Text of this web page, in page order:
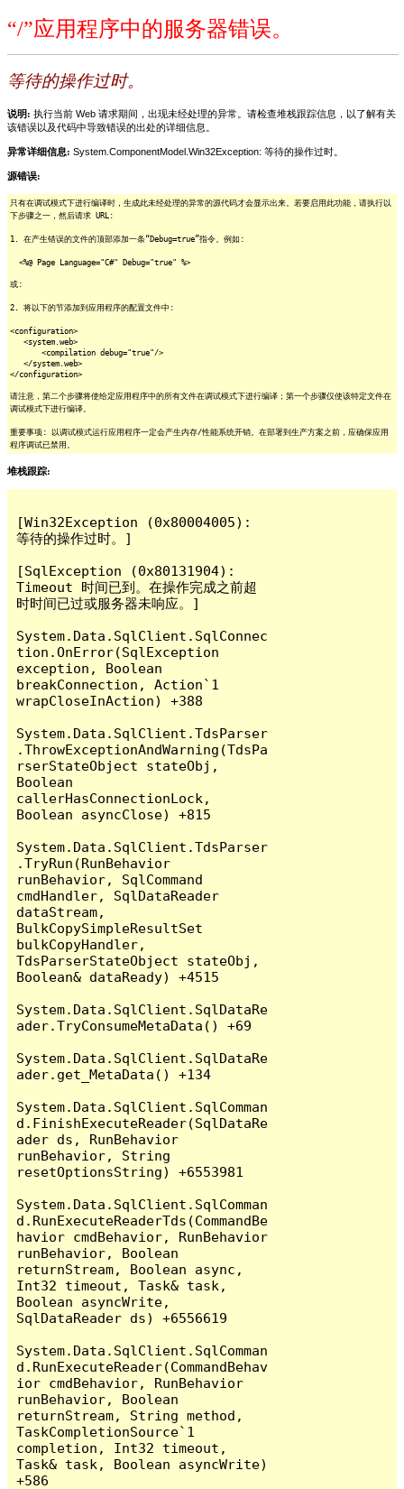
“/”应用程序中的服务器错误。
等待的操作过时。
说明: 执行当前 Web 请求期间，出现未经处理的异常。请检查堆栈跟踪信息，以了解有关
该错误以及代码中导致错误的出处的详细信息。
异常详细信息: System.ComponentModel.Win32Exception: 等待的操作过时。
源错误:
只有在调试模式下进行编译时，生成此未经处理的异常的源代码才会显示出来。若要启用此功能，请执行以
下步骤之一，然后请求 URL:
1. 在产生错误的文件的顶部添加一条“Debug=true”指令。例如:
<%@ Page Language="C#" Debug="true" %>
或:
2. 将以下的节添加到应用程序的配置文件中:
<configuration>
<system.web>
<compilation debug="true"/>
</system.web>
</configuration>
请注意，第二个步骤将使给定应用程序中的所有文件在调试模式下进行编译；第一个步骤仅使该特定文件在
调试模式下进行编译。
重要事项: 以调试模式运行应用程序一定会产生内存/性能系统开销。在部署到生产方案之前，应确保应用
程序调试已禁用。
堆栈跟踪:
[Win32Exception (0x80004005):
等待的操作过时。]
[SqlException (0x80131904):
Timeout 时间已到。在操作完成之前超
时时间已过或服务器未响应。]
System.Data.SqlClient.SqlConnec
tion.OnError(SqlException
exception, Boolean
breakConnection, Action`1
wrapCloseInAction) +388
System.Data.SqlClient.TdsParser
.ThrowExceptionAndWarning(TdsPa
rserStateObject stateObj,
Boolean
callerHasConnectionLock,
Boolean asyncClose) +815
System.Data.SqlClient.TdsParser
.TryRun(RunBehavior
runBehavior, SqlCommand
cmdHandler, SqlDataReader
dataStream,
BulkCopySimpleResultSet
bulkCopyHandler,
TdsParserStateObject stateObj,
Boolean& dataReady) +4515
System.Data.SqlClient.SqlDataRe
ader.TryConsumeMetaData() +69
System.Data.SqlClient.SqlDataRe
ader.get_MetaData() +134
System.Data.SqlClient.SqlComman
d.FinishExecuteReader(SqlDataRe
ader ds, RunBehavior
runBehavior, String
resetOptionsString) +6553981
System.Data.SqlClient.SqlComman
d.RunExecuteReaderTds(CommandBe
havior cmdBehavior, RunBehavior
runBehavior, Boolean
returnStream, Boolean async,
Int32 timeout, Task& task,
Boolean asyncWrite,
SqlDataReader ds) +6556619
System.Data.SqlClient.SqlComman
d.RunExecuteReader(CommandBehav
ior cmdBehavior, RunBehavior
runBehavior, Boolean
returnStream, String method,
TaskCompletionSource`1
completion, Int32 timeout,
Task& task, Boolean asyncWrite)
+586